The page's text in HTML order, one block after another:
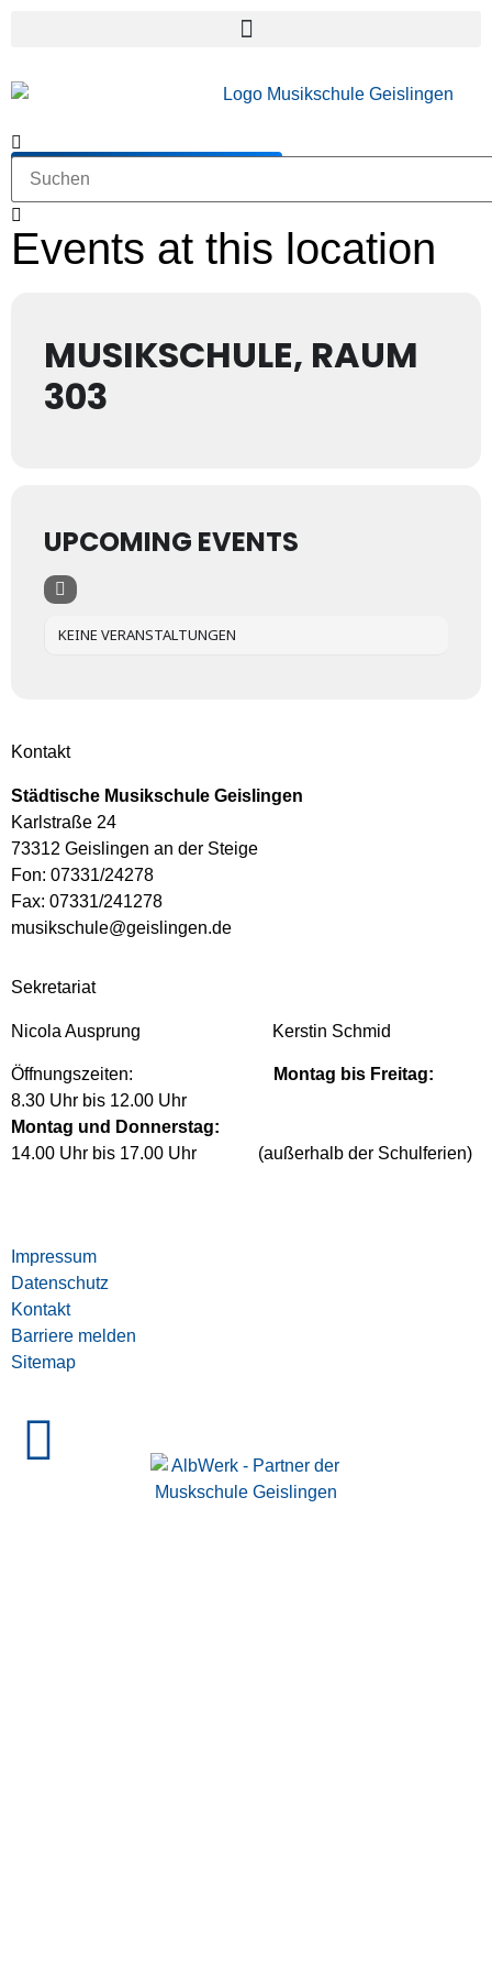
Hier geht's zur Anmeldung
Events at this location
MUSIKSCHULE, RAUM
303
UPCOMING EVENTS
KEINE VERANSTALTUNGEN
Kontakt
Städtische Musikschule Geislingen
Karlstraße 24
73312 Geislingen an der Steige
Fon: 07331/24278
Fax: 07331/241278
musikschule@geislingen.de
Sekretariat
Nicola Ausprung Kerstin Schmid
Öffnungszeiten:
Montag bis Freitag:
8.30 Uhr bis 12.00 Uhr
Montag und Donnerstag:
14.00 Uhr bis 17.00 Uhr (außerhalb der Schulferien)
Impressum
Datenschutz
Kontakt
Barriere melden
Sitemap